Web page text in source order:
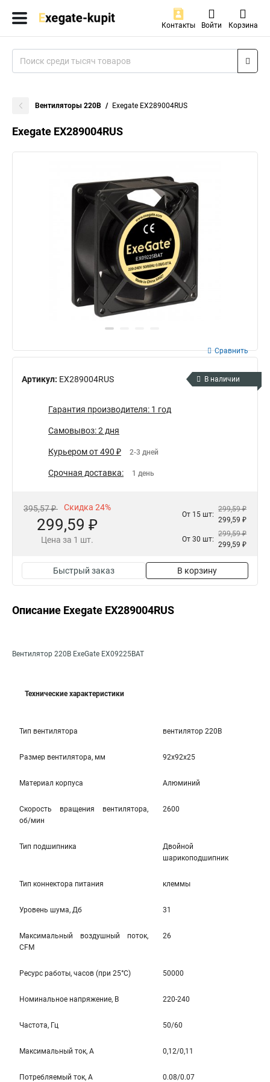
Контакты Войти Корзина
Вентиляторы 220В Exegate EX289004RUS
Exegate EX289004RUS
Артикул: EX289004RUS
Сравнить
В наличии
Гарантия производителя: 1 год
Самовывоз: 2 дня
Курьером от 490 ₽ 2-3 дней
Срочная доставка: 1 день
395,57 ₽ Скидка 24%
299,59 ₽
Цена за 1 шт.
От 15 шт:
299,59 ₽
299,59 ₽
От 30 шт:
299,59 ₽
299,59 ₽
Быстрый заказ В корзину
Описание Exegate EX289004RUS
Вентилятор 220В ExeGate EX09225BAT
Технические характеристики
Тип вентилятора вентилятор 220В
Размер вентилятора, мм 92x92x25
Материал корпуса Алюминий
Скорость вращения вентилятора,
об/мин
2600
Тип подшипника
Двойной
шарикоподшипник
Тип коннектора питания клеммы
Уровень шума, Дб 31
Максимальный воздушный поток,
CFM
26
Ресурс работы, часов (при 25°C) 50000
Номинальное напряжение, В 220-240
Частота, Гц 50/60
Максимальный ток, А 0,12/0,11
Потребляемый ток, А 0.08/0.07